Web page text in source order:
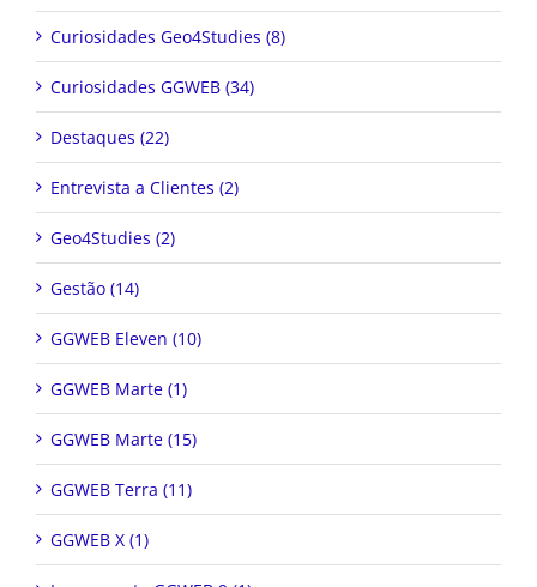
Curiosidades Geo4Studies (8)
Curiosidades GGWEB (34)
Destaques (22)
Entrevista a Clientes (2)
Geo4Studies (2)
Gestão (14)
GGWEB Eleven (10)
GGWEB Marte (1)
GGWEB Marte (15)
GGWEB Terra (11)
GGWEB X (1)